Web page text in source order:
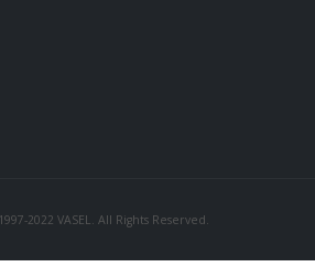
2022 VASEL. All Rights Reserved.